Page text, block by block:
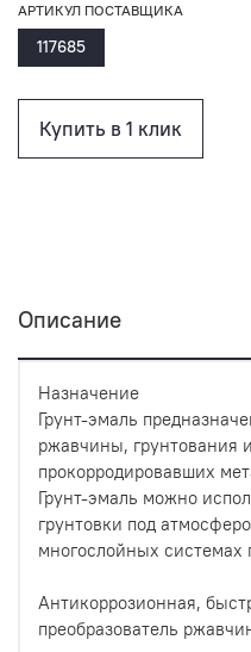
Купить в 1 клик
АРТИКУЛ ПОСТАВЩИКА
117685
Описание
Назначение
Грунт-эмаль
ржавчины, грунтования
прокорродировавших
Грунт-эмаль можно
грунтовки под
многослойных системах
Антикоррозионная,
преобразователь